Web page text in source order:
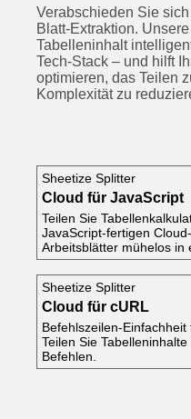
Verabschieden Sie
Blatt‑Extraktion.
Tabelleninhalt
Tech‑Stack – und hilft
optimieren, das Teilen
Komplexität zu
Sheetize Splitter
Cloud für JavaScript
Teilen Sie
JavaScript‑fertigen
Arbeitsblätter mühelos in
Sheetize Splitter
Cloud für cURL
Befehlszeilen‑Einfachheit
Teilen Sie
Befehlen.